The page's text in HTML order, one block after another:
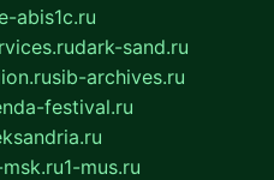
abis1c.ru
dark-sand.ru
sib-archives.ru
festival.ru
1-mus.ru